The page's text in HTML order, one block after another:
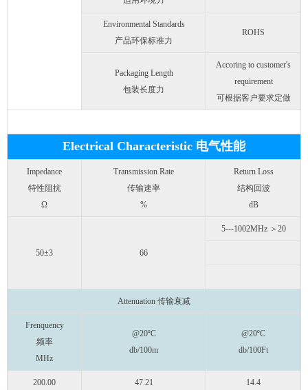
Environmental Standards
产品环保标准力
ROHS
Packaging Length
包装长度力
Accoring to customer's
requirement
可根据客户要求定做
Electrical Characteristic 电气性能
Impedance
特性阻抗
Ω
Transmission Rate
传输速率
%
Return Loss
结构回波
dB
50±3 66
5---1002MHz ＞20
Attenuation 传输衰减
Frenquency
频率
MHz
@20ºC
db/100m
@20ºC
db/100Ft
200.00 47.21 14.4